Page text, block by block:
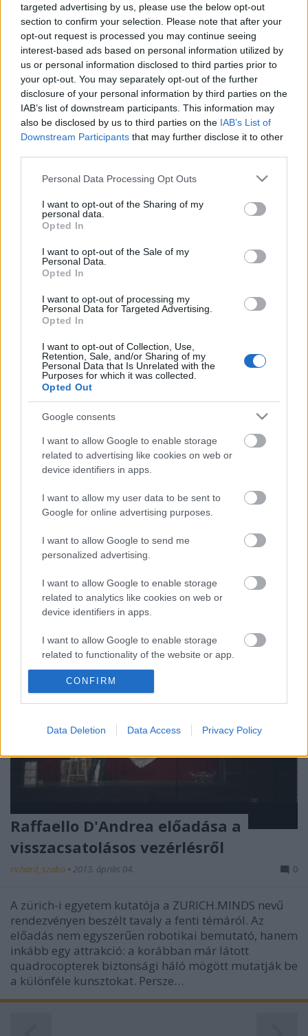
targeted advertising by us, please use the below opt-out
section to confirm your selection. Please note that after your
opt-out request is processed you may continue seeing
interest-based ads based on personal information utilized by
us or personal information disclosed to third parties prior to
your opt-out. You may separately opt-out of the further
disclosure of your personal information by third parties on the
IAB’s list of downstream participants. This information may
also be disclosed by us to third parties on the IAB’s List of
Downstream Participants that may further disclose it to other
Please note that this website/app uses one or more Google
not limited to your visit or usage behaviour. You may click to
grant or deny consent to Google and its third-party tags to
use your data for below specified purposes in below Google
consent section.
Personal Data Processing Opt Outs
I want to opt-out of the Sharing of my
personal data.
Opted In
I want to opt-out of the Sale of my
Personal Data.
Opted In
I want to opt-out of processing my
Personal Data for Targeted Advertising.
Opted In
I want to opt-out of Collection, Use,
Retention, Sale, and/or Sharing of my
Personal Data that Is Unrelated with the
Purposes for which it was collected.
Opted Out
Google consents
I want to allow Google to enable storage
related to advertising like cookies on web or
device identifiers in apps.
I want to allow my user data to be sent to
Google for online advertising purposes.
I want to allow Google to send me
personalized advertising.
I want to allow Google to enable storage
related to analytics like cookies on web or
device identifiers in apps.
I want to allow Google to enable storage
related to functionality of the website or app.
I want to allow Google to enable storage
related to personalization.
I want to allow Google to enable storage
functionality and fraud prevention, and other
user protection.
CONFIRM
Data Deletion Data Access Privacy Policy
CyberSavannah, robotszimulációs
verseny
richard_szabo
A Webots szimulátorban, ezúttal nem a fejlesztő
Cyberbotics cég, hanem a Newport-i University of
Wales szervezésében indult el a CyberSavannah nevű
verseny. Ezúttal nem egy robotot kell irányítani,
hanem egy mesterséges ökológiai rendszerben
létező ágenspopulációt kell ellátni…
Bombajó bokszoló
richard_szabo•2013. április 10.
szólj hozzá: Sikító Rocky a legmenőbb magyar robot
Az origo készített egy jó cikket a cloudrobotix nevű
gyártani.
Raffaello D'Andrea előadása a
visszacsatolásos vezérlésről
richard_szabo • 2013. április 04. 0
A zürich-i egyetem kutatója a ZURICH.MINDS nevű
rendezvényen beszélt tavaly a fenti témáról. Az
előadás nem egyszerűen robotikai bemutató, hanem
inkább egy attrakció: a korábban már látott
quadrocopterek biztonsági háló mögött mutatják be
a különféle kunsztokat. Persze…